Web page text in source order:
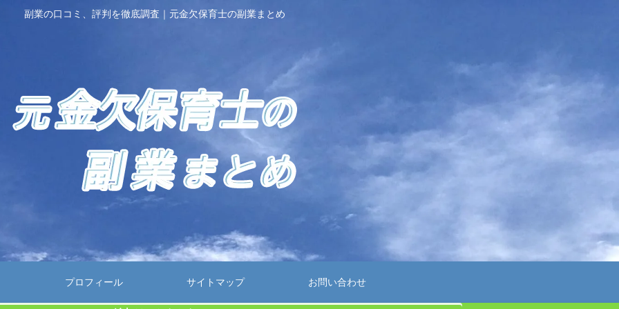
副業の口コミ、評判を徹底調査｜元金欠保育士の副業まとめ
プロフィール サイトマップ お問い合わせ